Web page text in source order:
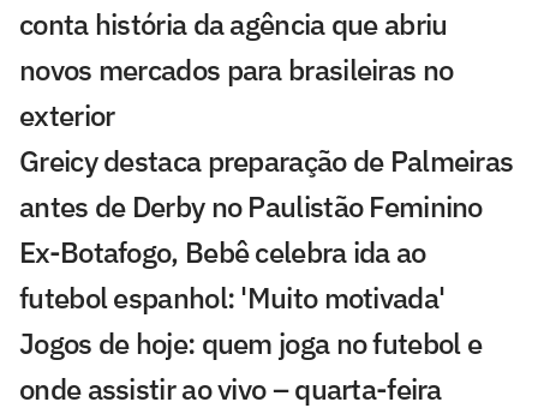
conta história da agência que abriu
novos mercados para brasileiras no
exterior
Greicy destaca preparação de Palmeiras
antes de Derby no Paulistão Feminino
Ex-Botafogo, Bebê celebra ida ao
futebol espanhol: 'Muito motivada'
Jogos de hoje: quem joga no futebol e
onde assistir ao vivo – quarta-feira